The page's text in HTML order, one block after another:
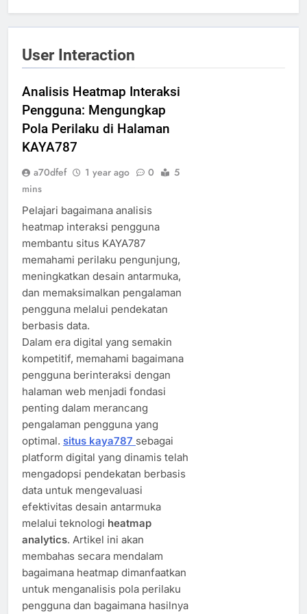
User Interaction
Analisis Heatmap Interaksi
Pengguna: Mengungkap
Pola Perilaku di Halaman
KAYA787
a70dfef 1 year ago 0
5
mins
Pelajari bagaimana analisis
heatmap interaksi pengguna
membantu situs KAYA787
memahami perilaku pengunjung,
meningkatkan desain antarmuka,
dan memaksimalkan pengalaman
pengguna melalui pendekatan
berbasis data.
Dalam era digital yang semakin
kompetitif, memahami bagaimana
pengguna berinteraksi dengan
halaman web menjadi fondasi
penting dalam merancang
pengalaman pengguna yang
optimal. situs kaya787 sebagai
platform digital yang dinamis telah
mengadopsi pendekatan berbasis
data untuk mengevaluasi
efektivitas desain antarmuka
melalui teknologi heatmap
analytics. Artikel ini akan
membahas secara mendalam
bagaimana heatmap dimanfaatkan
untuk menganalisis pola perilaku
pengguna dan bagaimana hasilnya